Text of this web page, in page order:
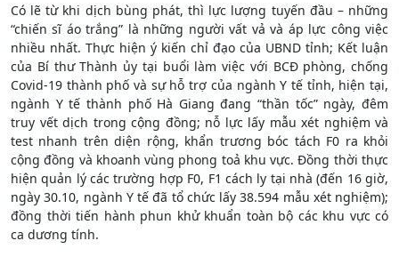
Có lẽ từ khi dịch bùng phát, thì lực lượng tuyến đầu – những
“chiến sĩ áo trắng” là những người vất vả và áp lực công việc
nhiều nhất. Thực hiện ý kiến chỉ đạo của UBND tỉnh; Kết luận
của Bí thư Thành ủy tại buổi làm việc với BCĐ phòng, chống
Covid-19 thành phố và sự hỗ trợ của ngành Y tế tỉnh, hiện tại,
ngành Y tế thành phố Hà Giang đang “thần tốc” ngày, đêm
truy vết dịch trong cộng đồng; nỗ lực lấy mẫu xét nghiệm và
test nhanh trên diện rộng, khẩn trương bóc tách F0 ra khỏi
cộng đồng và khoanh vùng phong toả khu vực. Đồng thời thực
hiện quản lý các trường hợp F0, F1 cách ly tại nhà (đến 16 giờ,
ngày 30.10, ngành Y tế đã tổ chức lấy 38.594 mẫu xét nghiệm);
đồng thời tiến hành phun khử khuẩn toàn bộ các khu vực có
ca dương tính.